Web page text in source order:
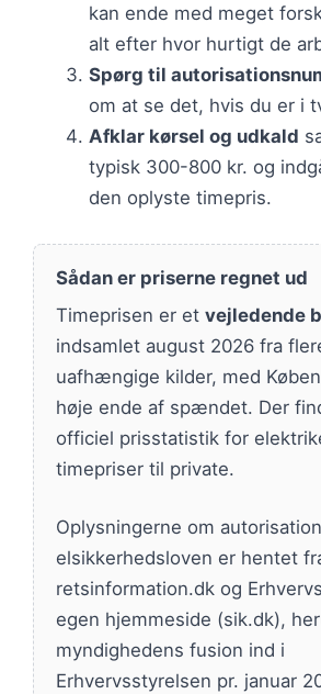
kan ende med meget
alt efter hvor hurtigt de
Spørg til
om at se det, hvis du er i
Afklar kørsel og udkald
typisk 300-800 kr. og
den oplyste timepris.
Sådan er priserne regnet ud
Timeprisen er et vejledende
indsamlet august 2026 fra
uafhængige kilder, med
høje ende af spændet. Der
officiel prisstatistik for
timepriser til private.
Oplysningerne om
elsikkerhedsloven er hentet
retsinformation.dk og
egen hjemmeside (sik.dk),
myndighedens fusion ind i
Erhvervsstyrelsen pr. januar